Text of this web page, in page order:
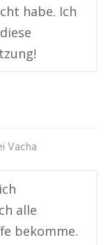
habe. Ich
Vacha
alle
bekomme.